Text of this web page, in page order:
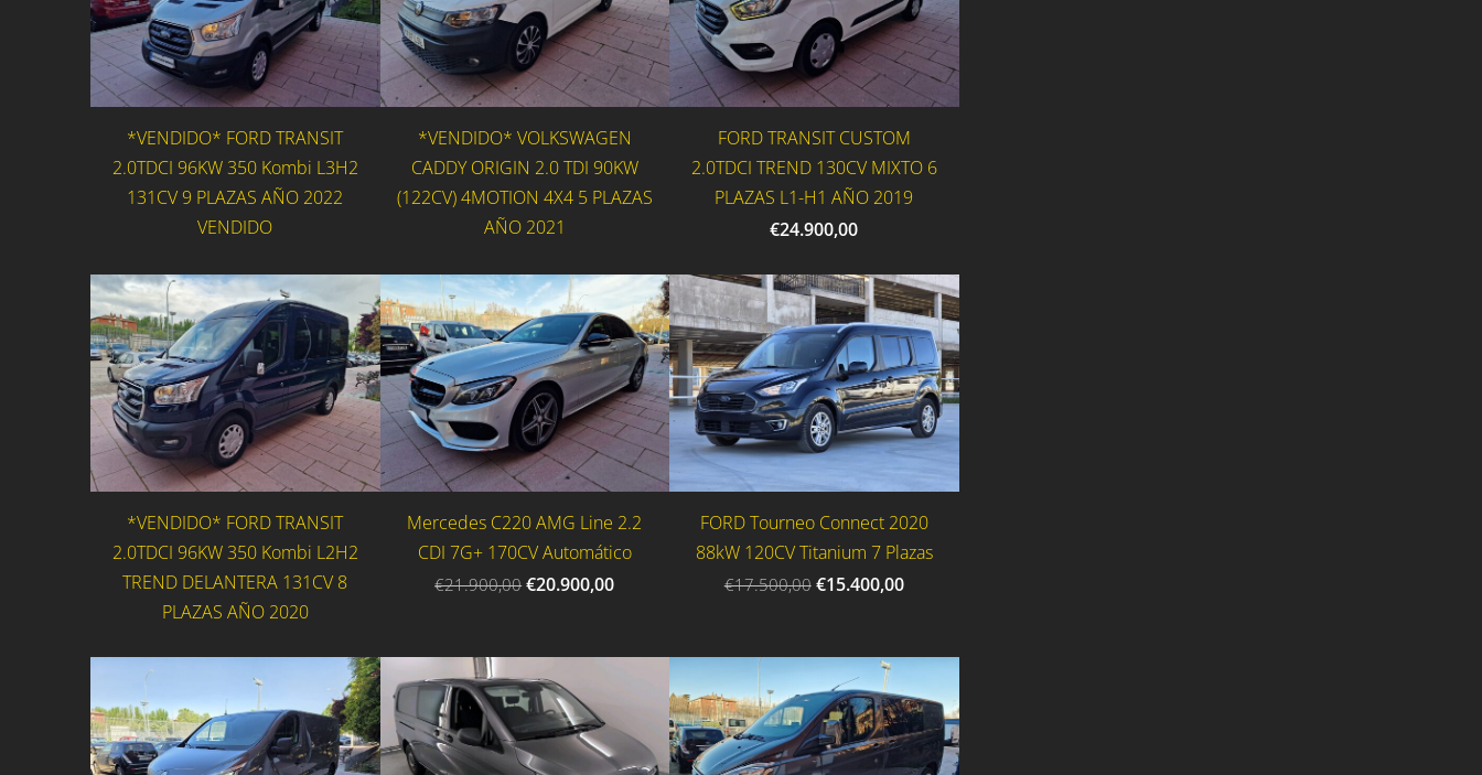
*VENDIDO* FORD TRANSIT
2.0TDCI 96KW 350 Kombi L3H2
131CV 9 PLAZAS AÑO 2022
VENDIDO
*VENDIDO* VOLKSWAGEN
CADDY ORIGIN 2.0 TDI 90KW
(122CV) 4MOTION 4X4 5 PLAZAS
AÑO 2021
FORD TRANSIT CUSTOM
2.0TDCI TREND 130CV MIXTO 6
PLAZAS L1-H1 AÑO 2019
€24.900,00
*VENDIDO* FORD TRANSIT
2.0TDCI 96KW 350 Kombi L2H2
TREND DELANTERA 131CV 8
PLAZAS AÑO 2020
Mercedes C220 AMG Line 2.2
CDI 7G+ 170CV Automático
€21.900,00 €20.900,00
FORD Tourneo Connect 2020
88kW 120CV Titanium 7 Plazas
€17.500,00 €15.400,00